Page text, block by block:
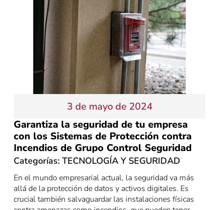
3 de mayo de 2024
Garantiza la seguridad de tu empresa
con los Sistemas de Protección contra
Incendios de Grupo Control Seguridad
Categorías: TECNOLOGÍA Y SEGURIDAD
En el mundo empresarial actual, la seguridad va más
allá de la protección de datos y activos digitales. Es
crucial también salvaguardar las instalaciones físicas